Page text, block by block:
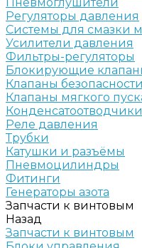
Регуляторы давления
Системы для смазки
Усилители давления
Фильтры-регуляторы
Блокирующие
Клапаны безопасности
Клапаны мягкого
Конденсатоотводчики
Реле давления
Трубки
Катушки и разъёмы
Пневмоцилиндры
Фитинги
Генераторы азота
Запчасти к винтовым
Назад
Запчасти к винтовым